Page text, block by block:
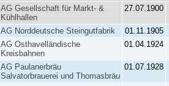
AG Gesellschaft für Markt- &
Kühlhallen
27.07.1900
AG Norddeutsche Steingutfabrik 01.11.1905
AG Osthavelländische
Kreisbahnen
01.04.1924
AG Paulanerbräu
Salvatorbrauerei und Thomasbräu
01.07.1928